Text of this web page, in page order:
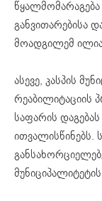
წყალმომარაგება
განვითარებისა
მოადგილემ ილია
ასევე, კასპის
რეაბილიტაციის
საფარის
ითვალისწინებს.